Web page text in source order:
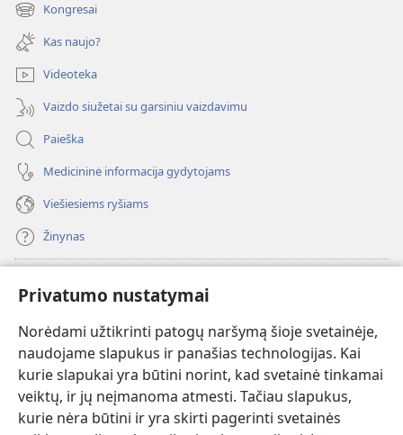
Privatumo nustatymai
Norėdami užtikrinti patogų naršymą šioje svetainėje,
naudojame slapukus ir panašias technologijas. Kai
kurie slapukai yra būtini norint, kad svetainė tinkamai
veiktų, ir jų neįmanoma atmesti. Tačiau slapukus,
kurie nėra būtini ir yra skirti pagerinti svetainės
langas)
Kongresai
(atsiveria
naujas
langas)
Kas naujo?
Videoteka
Vaizdo siužetai su garsiniu vaizdavimu
Paieška
Medicininė informacija gydytojams
Viešiesiems ryšiams
Žinynas
(atsiveria
naujas
langas)Sargybos bokšto INTERNETINĖ BIBLIOTEKA
(atsiveria
naujas
langas)JW Hub ®
(atsiveria
naujas
langas)JW Library